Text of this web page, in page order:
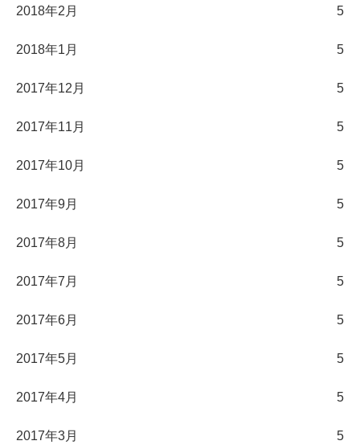
2018年2月 5
2018年1月 5
2017年12月 5
2017年11月 5
2017年10月 5
2017年9月 5
2017年8月 5
2017年7月 5
2017年6月 5
2017年5月 5
2017年4月 5
2017年3月 5